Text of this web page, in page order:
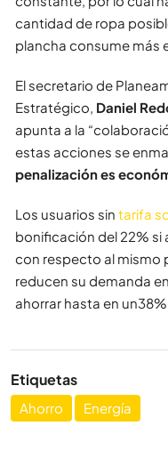
cantidad de ropa
plancha consume más
El secretario de
Estratégico, Daniel
apunta a la
estas acciones se
penalización es
Los usuarios sin tarifa
bonificación del 22% si
con respecto al mismo
reducen su demanda
ahorrar hasta en
Etiquetas
Ahorro Energía